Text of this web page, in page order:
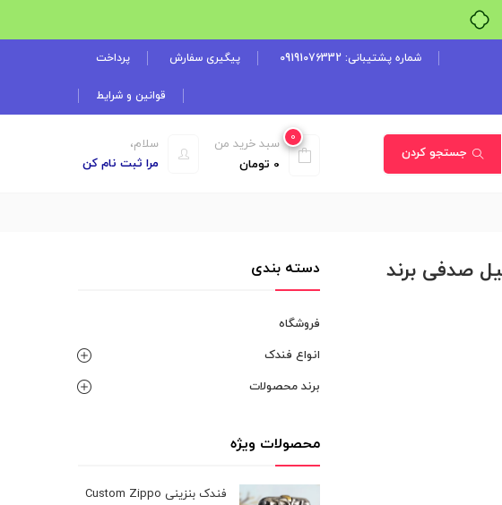
شماره پشتیبانی: 09191076332 پیگیری سفارش پرداخت
قوانین و شرایط
جستجو کردن
سلام،
مرا ثبت نام کن
0
سبد خرید من
0 تومان
صدفی برند
دسته بندی
فروشگاه
انواع فندک
برند محصولات
محصولات ویژه
فندک بنزینی Custom Zippo